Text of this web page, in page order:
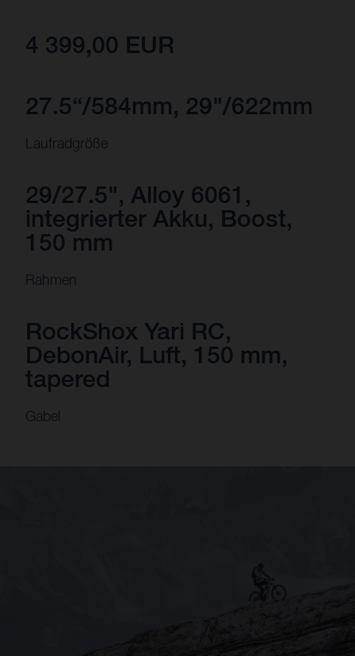
4 399,00 EUR
27.5“/584mm, 29"/622mm
Laufradgröße
29/27.5", Alloy 6061,
integrierter Akku, Boost,
150 mm
Rahmen
RockShox Yari RC,
DebonAir, Luft, 150 mm,
tapered
Gabel